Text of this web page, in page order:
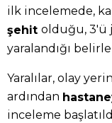
ilk incelemede,
şehit olduğu, 3'ü
yaralandığı
Yaralılar, olay
ardından
inceleme